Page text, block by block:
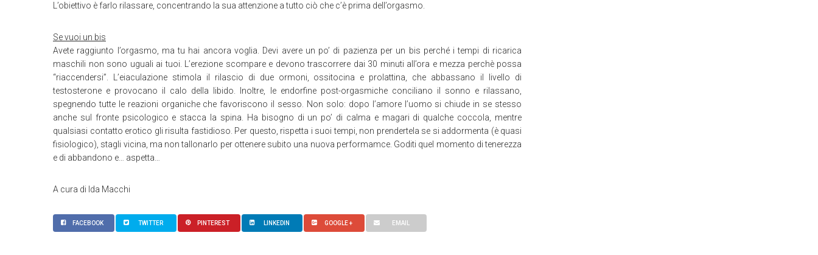
L’obiettivo è farlo rilassare, concentrando la sua attenzione a tutto ciò che c’è prima dell’orgasmo.
Se vuoi un bis
Avete raggiunto l’orgasmo, ma tu hai ancora voglia. Devi avere un po’ di pazienza per un bis perché i tempi di ricarica
maschili non sono uguali ai tuoi. L’erezione scompare e devono trascorrere dai 30 minuti all’ora e mezza perchè possa
“riaccendersi”. L’eiaculazione stimola il rilascio di due ormoni, ossitocina e prolattina, che abbassano il livello di
testosterone e provocano il calo della libido. Inoltre, le endorfine post-orgasmiche conciliano il sonno e rilassano,
spegnendo tutte le reazioni organiche che favoriscono il sesso. Non solo: dopo l’amore l’uomo si chiude in se stesso
anche sul fronte psicologico e stacca la spina. Ha bisogno di un po’ di calma e magari di qualche coccola, mentre
qualsiasi contatto erotico gli risulta fastidioso. Per questo, rispetta i suoi tempi, non prendertela se si addormenta (è quasi
fisiologico), stagli vicina, ma non tallonarlo per ottenere subito una nuova performamce. Goditi quel momento di tenerezza
e di abbandono e… aspetta…
A cura di Ida Macchi
FACEBOOK TWITTER PINTEREST LINKEDIN GOOGLE + EMAIL